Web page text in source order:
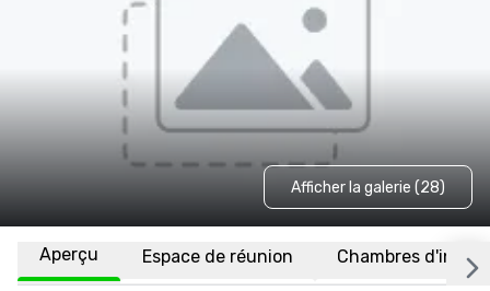
Afficher la galerie (28)
Aperçu Espace de réunion Chambres